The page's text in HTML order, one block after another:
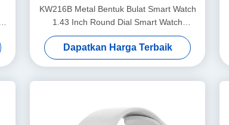
KW216B Metal Bentuk Bulat Smart Watch
1.43 Inch Round Dial Smart Watch
Bergaya
Dapatkan Harga Terbaik